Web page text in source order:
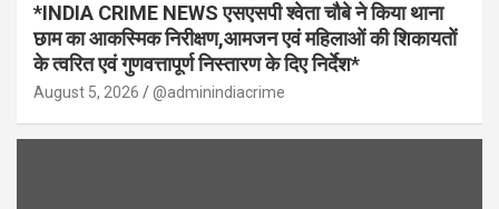
*INDIA CRIME NEWS एसएसपी श्वेता चौबे ने किया थाना
छाम का आकस्मिक निरीक्षण,आमजन एवं महिलाओं की शिकायतों
के त्वरित एवं गुणवत्तापूर्ण निस्तारण के दिए निर्देश*
August 5, 2026 @adminindiacrime